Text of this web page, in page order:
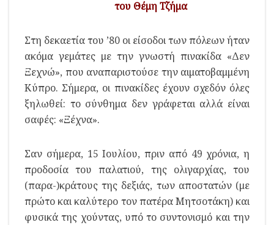
του Θέμη Τζήμα
Στη δεκαετία του ’80 οι είσοδοι των πόλεων ήταν
ακόμα γεμάτες με την γνωστή πινακίδα «Δεν
Ξεχνώ», που αναπαριστούσε την αιματοβαμμένη
Κύπρο. Σήμερα, οι πινακίδες έχουν σχεδόν όλες
ξηλωθεί: το σύνθημα δεν γράφεται αλλά είναι
σαφές: «Ξέχνα».
Σαν σήμερα, 15 Ιουλίου, πριν από 49 χρόνια, η
προδοσία του παλατιού, της ολιγαρχίας, του
(παρα-)κράτους της δεξιάς, των αποστατών (με
πρώτο και καλύτερο τον πατέρα Μητσοτάκη) και
φυσικά της χούντας, υπό το συντονισμό και την